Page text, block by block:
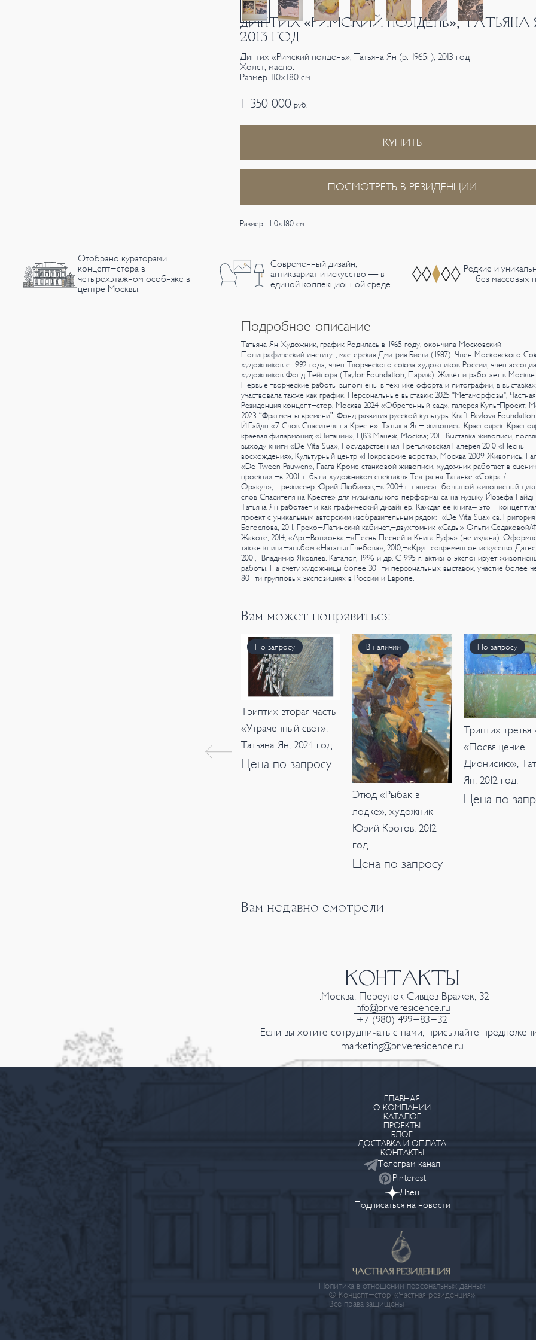
ДИПТИХ «РИМСКИЙ ПОЛДЕНЬ», ТАТЬЯНА
2013 ГОД
Диптих «Римский полдень», Татьяна Ян (р. 1965г), 2013 год
Холст, масло.
Размер 110х180 см
1 350 000руб.
КУПИТЬ
ПОСМОТРЕТЬ В РЕЗИДЕНЦИИ
Размер: 110х180 см
Отобрано кураторами
концепт-стора в
четырехэтажном особняке в
центре Москвы.
Современный дизайн,
антиквариат и искусство — в
единой коллекционной среде.
Редкие и
— без массовых
Подробное описание
Татьяна Ян Художник, графикРодилась в 1965 году, окончила Московский
Полиграфический институт,мастерская Дмитрия Бисти (1987).Член Московского
художников с 1992 года, член Творческого союза художников России, член
художников Фонд Тейлора (Tаylor Foundation, Париж). Живёт и работает в Москве
Первые творческие работы выполнены в технике офорта и литографии, в выставках
участвовала также как график.Персональные выставки: 2025 "Метаморфозы", Частная
Резиденция концепт-стор, Москва2024«Обретенный сад», галерея КультПроект,
2023 “Фрагменты времени”,Фонд развития русской культуры Kraft Pavlova Foundation
Й.Гайдн «7 Слов Спасителя на Кресте».Татьяна Ян- живопись. Красноярск.
краевая филармония;«Литании», ЦВЗ Манеж, Москва;2011
Выставка живописи,
выходу книги «De Vita Sua», ГосударственнаяТретьяковская Галерея2010«Песнь
восхождения», Культурный центр «Покровские ворота», Москва2009Живопись.
«De Tween Pauwen», ГаагаКроме станковой живописи, художник работает в
проектах:-в 2001 г. была художником спектакля Театра на Таганке «Сократ/
Оракул», режиссер Юрий Любимов,-в 2004 г. написан большой живописный
слов Спасителя на Кресте» для музыкального перформанса на музыку Йозефа
Татьяна Ян работает и как графический дизайнер. Каждая ее книга– это
проект с уникальным авторским изобразительным рядом:-«De Vita Sua» св. Григория
Богослова, 2011, Греко-Латинский кабинет,-двухтомник «Сады» Ольги Седаковой/
Жакоте, 2014, «Арт-Волхонка,-«Песнь Песней и Книга Руфь» (не издана).
также книги:-альбом «Наталья Глебова», 2010,-«Круг: современное искусство
2001,-Владимир Яковлев. Каталог, 1996 и др.С1995 г. активно экспонирует
работы. На счету художницы более 30-ти персональных выставок, участие более
80-ти групповых экспозициях в России и Европе.
Вам может понравиться
По запросу
Триптих вторая часть
«Утраченный свет»,
Татьяна Ян, 2024 год
Цена по запросу
В наличии
Этюд «Рыбак в
лодке», художник
Юрий Кротов, 2012
год.
Цена по запросу
По запросу
Триптих третья
«Посвящение
Дионисию»,
Ян, 2012 год.
Цена по
Вам недавно смотрели
КОНТАКТЫ
г.Москва, Переулок Сивцев Вражек, 32
info@priveresidence.ru
+7 (980) 499-83-32
Если вы хотите сотрудничать с нами, присылайте
marketing@priveresidence.ru
ГЛАВНАЯ
О КОМПАНИИ
КАТАЛОГ
ПРОЕКТЫ
БЛОГ
ДОСТАВКА И ОПЛАТА
КОНТАКТЫ
Телеграм канал
Pinterest
Дзен
Подписаться на новости
Политика в отношении персональных данных
© Концепт-стор «Частная резиденция»
Все права защищены